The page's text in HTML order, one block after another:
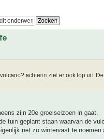
achterin ziet er ook top uit.
zijn 20e groeiseizoen in gaat.
tuin geplant staan waarvan de
net zo wintervast te